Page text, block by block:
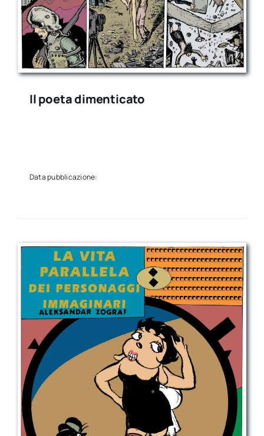
Il poeta dimenticato
Data pubblicazione: